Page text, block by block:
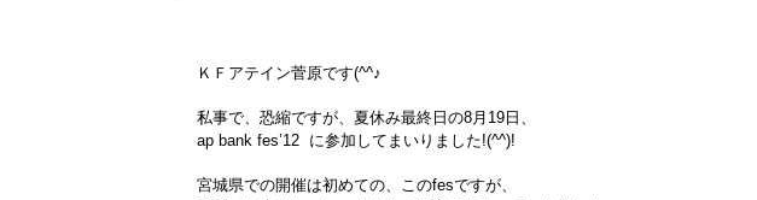
ＫＦアテイン菅原です(^^♪
私事で、恐縮ですが、夏休み最終日の8月19日、
ap bank fes’12 に参加してまいりました!(^^)!
宮城県での開催は初めての、このfesですが、